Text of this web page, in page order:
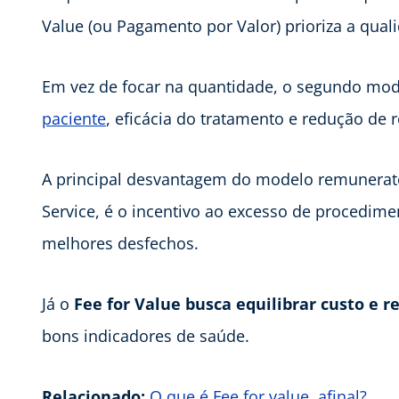
Value (ou Pagamento por Valor) prioriza a
Em vez de focar na quantidade, o segundo
paciente, eficácia do tratamento e redução de
A principal desvantagem do modelo
Service, é o incentivo ao excesso de
melhores desfechos.
Já o Fee for Value busca equilibrar custo e
bons indicadores de saúde.